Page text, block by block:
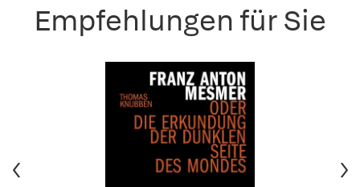
Empfehlungen für Sie